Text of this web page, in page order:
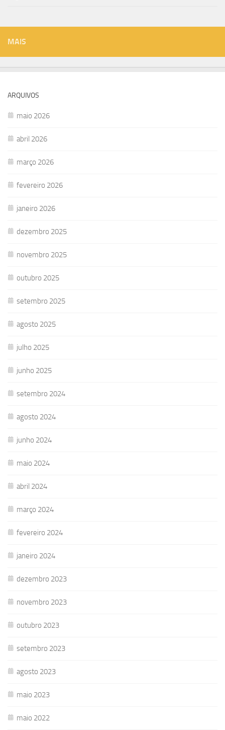
MAIS
ARQUIVOS
maio 2026
abril 2026
março 2026
fevereiro 2026
janeiro 2026
dezembro 2025
novembro 2025
outubro 2025
setembro 2025
agosto 2025
julho 2025
junho 2025
setembro 2024
agosto 2024
junho 2024
maio 2024
abril 2024
março 2024
fevereiro 2024
janeiro 2024
dezembro 2023
novembro 2023
outubro 2023
setembro 2023
agosto 2023
maio 2023
maio 2022